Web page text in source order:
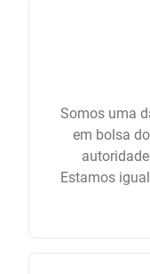
Somos uma
em bolsa
Estamos